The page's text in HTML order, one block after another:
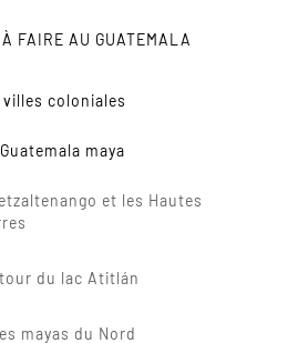
FAIRE AU GUATEMALA
villes coloniales
maya
et les Hautes
du lac Atitlán
mayas du Nord